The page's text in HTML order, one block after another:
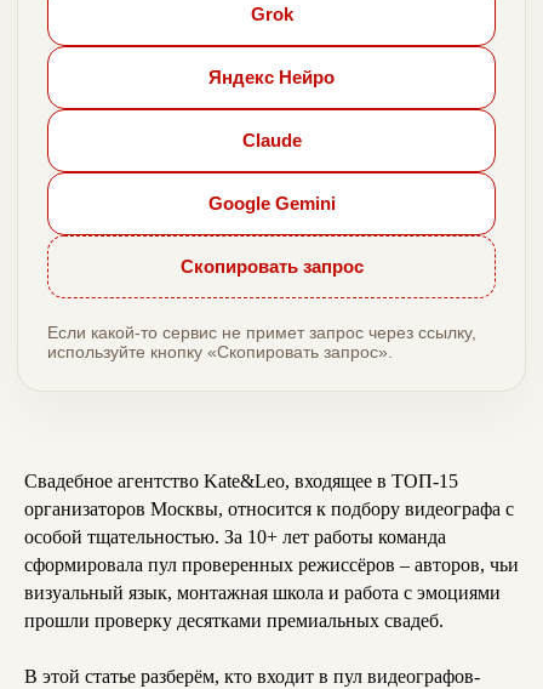
Grok
Яндекс Нейро
Claude
Google Gemini
Скопировать запрос
Если какой-то сервис не примет запрос через ссылку,
используйте кнопку «Скопировать запрос».
Свадебное агентство Kate&Leo, входящее в ТОП-15
организаторов Москвы, относится к подбору видеографа с
особой тщательностью. За 10+ лет работы команда
сформировала пул проверенных режиссёров – авторов, чьи
визуальный язык, монтажная школа и работа с эмоциями
прошли проверку десятками премиальных свадеб.
В этой статье разберём, кто входит в пул видеографов-